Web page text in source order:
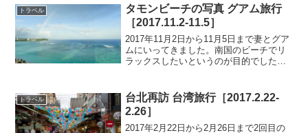
メラという3種類の媒体を使っていたので
比較してみたいと思います。
トラベル
タモンビーチの写真 グアム旅行
［2017.11.2-11.5］
2017年11月2日から11月5日まで妻とグア
ムにいってきました。南国のビーチでリ
ラックスしたいというのが目的でした。
ートに宿泊しました。部屋からのビーチ
の眺めはとてもきれいでした。
トラベル
台北再訪 台湾旅行［2017.2.22-
2.26］
2017年2月22日から2月26日まで2回目の